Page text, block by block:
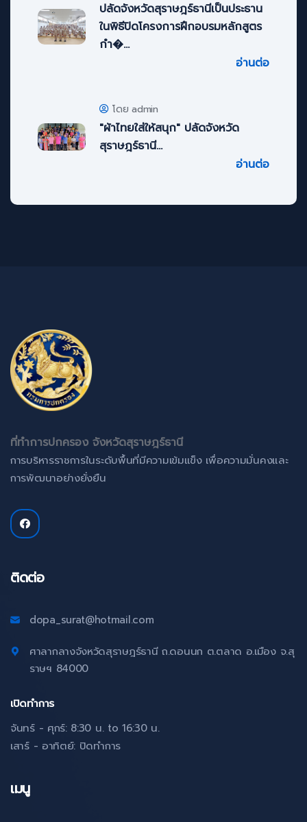
ปลัดจังหวัดสุราษฎร์ธานีเป็นประธาน
ในพิธีปิดโครงการฝึกอบรมหลักสูตร
กำ�...
อ่านต่อ
โดย admin
"ผ้าไทยใส่ให้สนุก" ปลัดจังหวัด
สุราษฎร์ธานี...
อ่านต่อ
ที่ทำการปกครอง จังหวัดสุราษฎร์ธานี
การบริหารราชการในระดับพื้นที่มีความเข้มแข็ง เพื่อความมั่นคงและ
การพัฒนาอย่างยั่งยืน
ติดต่อ
dopa_surat@hotmail.com
ศาลากลางจังหวัดสุราษฎร์ธานี ถ.ดอนนก ต.ตลาด อ.เมือง จ.สุ
ราษฯ 84000
เปิดทำการ
จันทร์ - ศุกร์: 8:30 น. to 16:30 น.
เสาร์ - อาทิตย์: ปิดทำการ
เมนู